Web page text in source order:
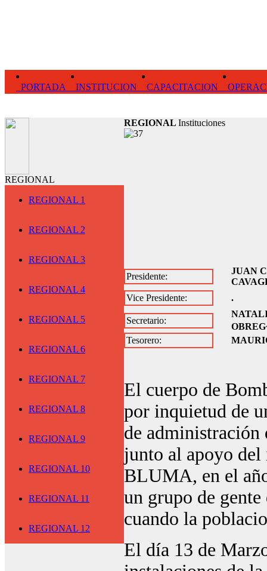
PORTADA INSTITUCION CAPACITACION
REGIONAL
REGIONAL 1
REGIONAL 2
REGIONAL 3
REGIONAL 4
REGIONAL 5
REGIONAL 6
REGIONAL 7
REGIONAL 8
REGIONAL 9
REGIONAL 10
REGIONAL 11
REGIONAL 12
REGIONAL Instituciones
Presidente:
JUAN
Vice Presidente:
.
Secretario:
Tesorero:
El cuerpo de
por inquietud de
de administración
junto al apoyo
BLUMA, en el
un grupo de
cuando la
El día 13 de